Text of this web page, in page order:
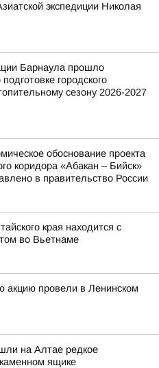
экспедиции Николая
Барнаула прошло
городского
сезону 2026-2027
обоснование проекта
коридора «Абакан – Бийск»
в правительство России
края находится с
во Вьетнаме
акцию провели в Ленинском
на Алтае редкое
ящике